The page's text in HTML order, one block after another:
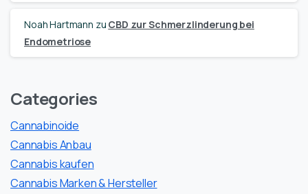
Noah Hartmann zu CBD zur Schmerzlinderung bei
Endometriose
Categories
Cannabinoide
Cannabis Anbau
Cannabis kaufen
Cannabis Marken & Hersteller